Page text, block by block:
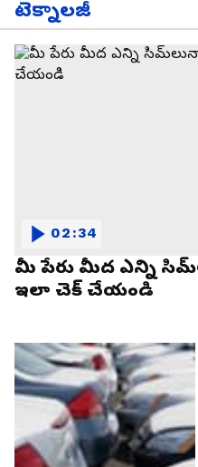
టెక్నాలజీ
మీ పేరు మీద ఎన్ని
ఇలా చెక్ చేయండి
02:34